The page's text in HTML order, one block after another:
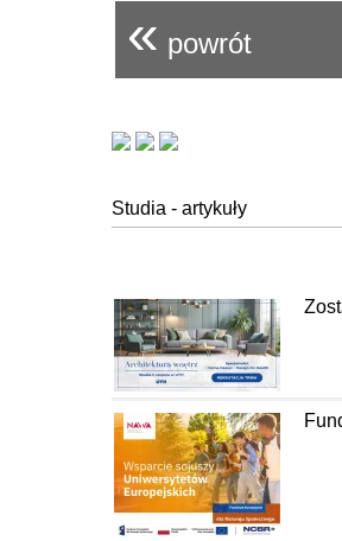
« powrót
Studia - artykuły